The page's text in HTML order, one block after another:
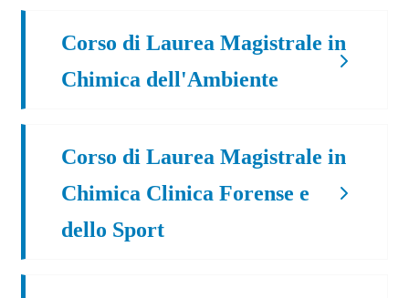
Corso di Laurea Magistrale in
Chimica dell'Ambiente
Corso di Laurea Magistrale in
Chimica Clinica Forense e
dello Sport